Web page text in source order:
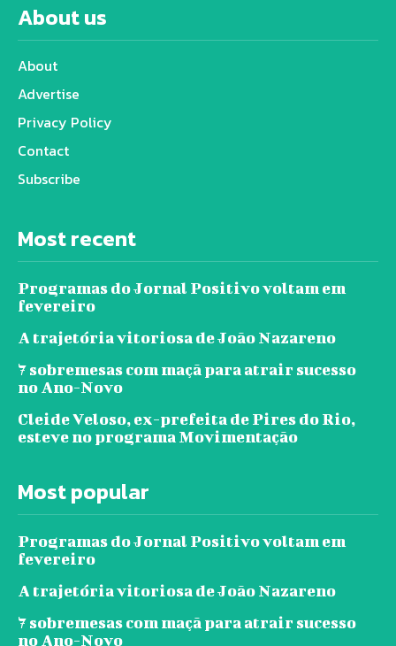
About us
About
Advertise
Privacy Policy
Contact
Subscribe
Most recent
Programas do Jornal Positivo voltam em
fevereiro
A trajetória vitoriosa de João Nazareno
7 sobremesas com maçã para atrair sucesso
no Ano-Novo
Cleide Veloso, ex-prefeita de Pires do Rio,
esteve no programa Movimentação
Most popular
Programas do Jornal Positivo voltam em
fevereiro
A trajetória vitoriosa de João Nazareno
7 sobremesas com maçã para atrair sucesso
no Ano-Novo